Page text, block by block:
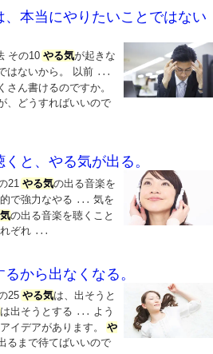
本当にやりたいことではない
その10 やる気が起きな
はないから。 以前 ...
ん書けるのですか。
、どうすればいいので
と、やる気が出る。
21やる気の出る音楽を
で強力なやる ... 気を
の出る音楽を聴くこと
ぞれ ...
から出なくなる。
25 やる気は、出そうと
は出そうとする ... よう
イデアがあります。 や
るまで待てばいいので